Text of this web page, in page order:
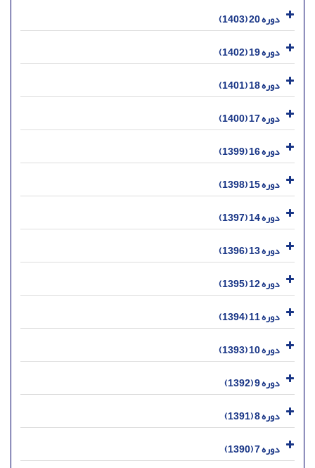
دوره 20 (1403)
دوره 19 (1402)
دوره 18 (1401)
دوره 17 (1400)
دوره 16 (1399)
دوره 15 (1398)
دوره 14 (1397)
دوره 13 (1396)
دوره 12 (1395)
دوره 11 (1394)
دوره 10 (1393)
دوره 9 (1392)
دوره 8 (1391)
دوره 7 (1390)